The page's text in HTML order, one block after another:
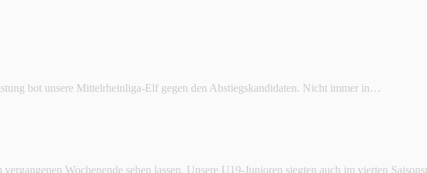
bot unsere Mittelrheinliga-Elf gegen den Abstiegskandidaten. Nicht immer in…
Wochenende sehen lassen. Unsere U19-Junioren siegten auch im vierten